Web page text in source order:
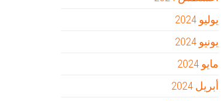
يوليو 2024
يونيو 2024
مايو 2024
أبريل 2024